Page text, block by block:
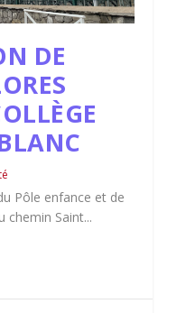
DE
Pôle enfance et de
chemin Saint...